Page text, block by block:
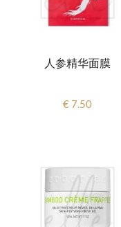
人参精华面膜
€ 7.50